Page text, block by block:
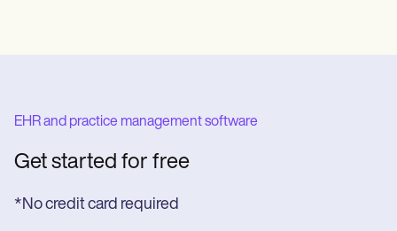
EHR and practice management software
Get started for free
*No credit card required